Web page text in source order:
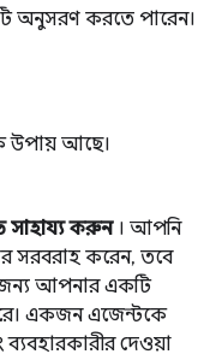
অনুসরণ করতে পারেন।
উপায় আছে।
সাহায্য করুন। আপনি
সরবরাহ করেন, তবে
জন্য আপনার একটি
একজন এজেন্টকে
দেওয়া